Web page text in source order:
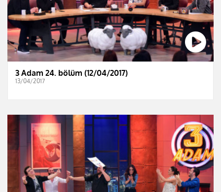
3 Adam 24. bölüm (12/04/2017)
13/04/2017